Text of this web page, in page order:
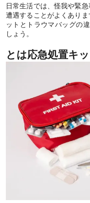
日常生活では、怪我や緊
遭遇することがよくあり
ットとトラウマバッグの
しょう。
とは応急処置キ